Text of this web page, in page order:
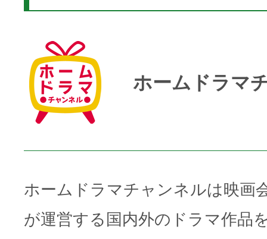
ホームドラマ
ホームドラマチャンネルは映画
が運営する国内外のドラマ作品